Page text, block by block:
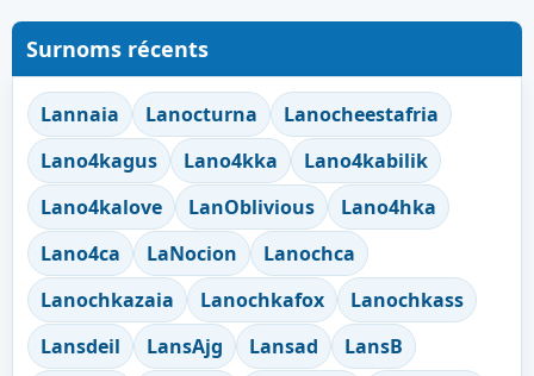
Surnoms récents
Lannaia Lanocturna
Lanocheestafria
Lano4kagus
Lano4kka
Lano4kabilik
Lano4kalove
LanOblivious
Lano4hka
Lano4ca
LaNocion
Lanochca
Lanochkazaia
Lanochkafox
Lanochkass
Lansdeil
LansAjg Lansad
LansB